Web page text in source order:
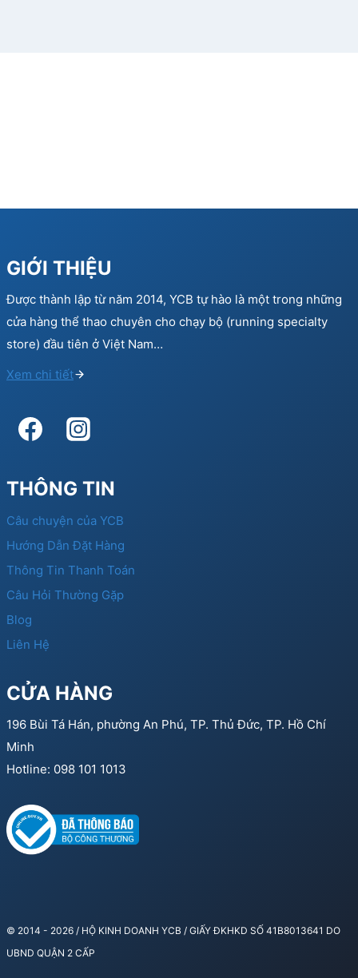
GIỚI THIỆU
Được thành lập từ năm 2014, YCB tự hào là một trong những
cửa hàng thể thao chuyên cho chạy bộ (running specialty
store) đầu tiên ở Việt Nam…
Xem chi tiết
THÔNG TIN
Câu chuyện của YCB
Hướng Dẫn Đặt Hàng
Thông Tin Thanh Toán
Câu Hỏi Thường Gặp
Blog
Liên Hệ
CỬA HÀNG
196 Bùi Tá Hán, phường An Phú, TP. Thủ Đức, TP. Hồ Chí
Minh
Hotline: 098 101 1013
© 2014 - 2026 / HỘ KINH DOANH YCB / GIẤY ĐKHKD SỐ 41B8013641 DO
UBND QUẬN 2 CẤP